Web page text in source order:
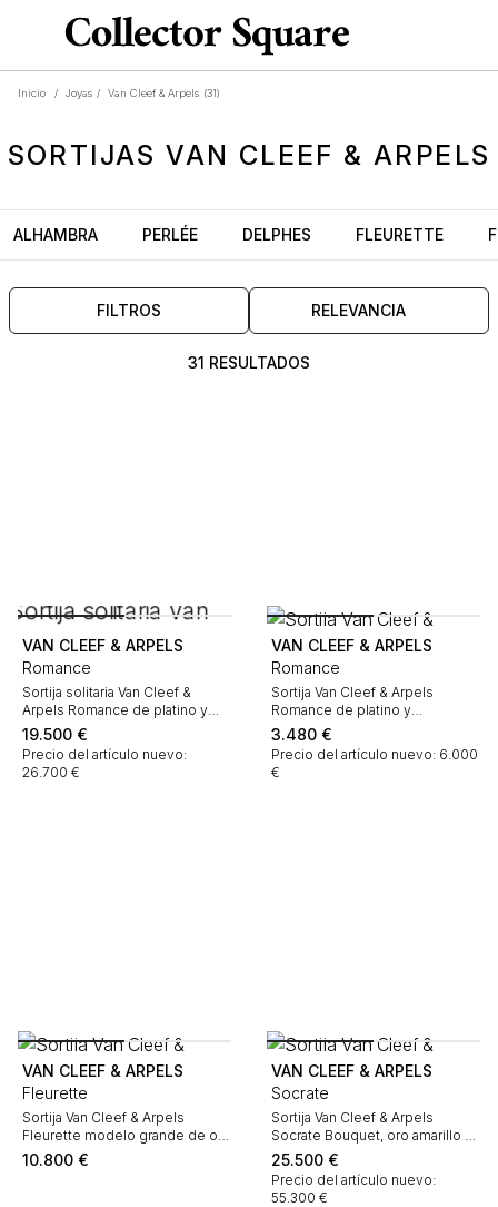
Inicio / Joyas / Van Cleef & Arpels (31)
SORTIJASVAN CLEEF & ARPELS
ALHAMBRA PERLÉE DELPHES FLEURETTE
FILTROS RELEVANCIA
31 RESULTADOS
VAN CLEEF & ARPELS
Romance
Sortija solitaria Van Cleef &
Arpels Romance de platino y
diamantes
19.500 €
Precio del artículo nuevo:
26.700 €
VAN CLEEF & ARPELS
Romance
Sortija Van Cleef & Arpels
Romance de platino y
diamantes
3.480 €
Precio del artículo nuevo: 6.000
€
VAN CLEEF & ARPELS
Fleurette
Sortija Van Cleef & Arpels
Fleurette modelo grande de oro
blanco y diamantes
10.800 €
VAN CLEEF & ARPELS
Socrate
Sortija Van Cleef & Arpels
Socrate Bouquet, oro amarillo y
diamantes
25.500 €
Precio del artículo nuevo:
55.300 €